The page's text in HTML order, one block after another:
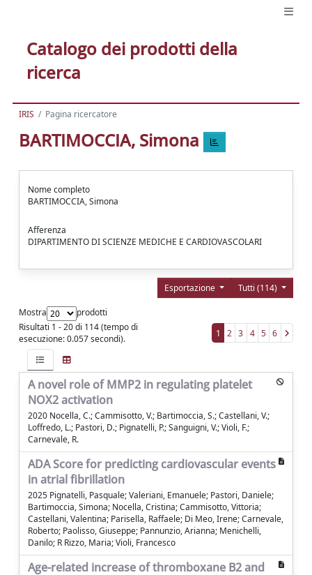
Catalogo dei prodotti della
ricerca
IRIS Pagina ricercatore
BARTIMOCCIA, Simona
Nome completo
BARTIMOCCIA, Simona
Afferenza
DIPARTIMENTO DI SCIENZE MEDICHE E CARDIOVASCOLARI
Tutti (114)
Esportazione
Mostra
prodotti
Risultati 1 - 20 di 114 (tempo di
esecuzione: 0.057 secondi).
1 2 3 4 5 6
A novel role of MMP2 in regulating platelet
NOX2 activation
2020 Nocella, C.; Cammisotto, V.; Bartimoccia, S.; Castellani, V.;
Loffredo, L.; Pastori, D.; Pignatelli, P.; Sanguigni, V.; Violi, F.;
Carnevale, R.
ADA Score for predicting cardiovascular events
in atrial fibrillation
2025 Pignatelli, Pasquale; Valeriani, Emanuele; Pastori, Daniele;
Bartimoccia, Simona; Nocella, Cristina; Cammisotto, Vittoria;
Castellani, Valentina; Parisella, Raffaele; Di Meo, Irene; Carnevale,
Roberto; Paolisso, Giuseppe; Pannunzio, Arianna; Menichelli,
Danilo; R Rizzo, Maria; Violi, Francesco
Age-related increase of thromboxane B2 and